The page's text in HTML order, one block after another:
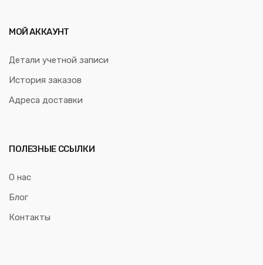
МОЙ АККАУНТ
Детали учетной записи
История заказов
Адреса доставки
ПОЛЕЗНЫЕ ССЫЛКИ
О нас
Блог
Контакты